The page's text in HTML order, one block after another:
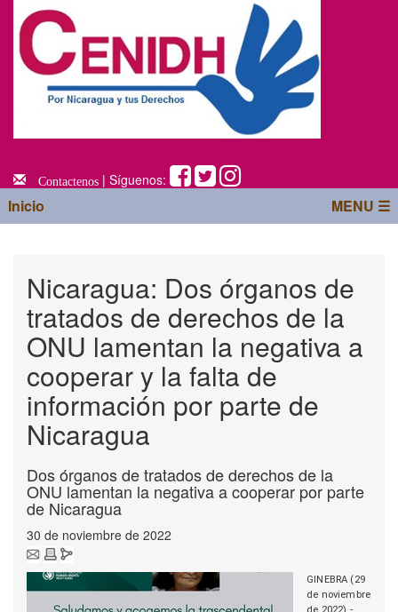
Contactenos | Síguenos:
Inicio MENU ☰
Nicaragua: Dos órganos de
tratados de derechos de la
ONU lamentan la negativa a
cooperar y la falta de
información por parte de
Nicaragua
Dos órganos de tratados de derechos de la
ONU lamentan la negativa a cooperar por parte
de Nicaragua
30 de noviembre de 2022
GINEBRA (29
de noviembre
de 2022) -